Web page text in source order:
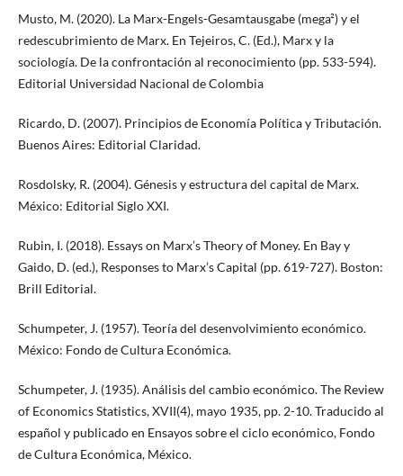
Musto, M. (2020). La Marx-Engels-Gesamtausgabe (mega²) y el
redescubrimiento de Marx. En Tejeiros, C. (Ed.), Marx y la
sociología. De la confrontación al reconocimiento (pp. 533-594).
Editorial Universidad Nacional de Colombia
Ricardo, D. (2007). Principios de Economía Política y Tributación.
Buenos Aires: Editorial Claridad.
Rosdolsky, R. (2004). Génesis y estructura del capital de Marx.
México: Editorial Siglo XXI.
Rubin, I. (2018). Essays on Marx’s Theory of Money. En Bay y
Gaido, D. (ed.), Responses to Marx’s Capital (pp. 619-727). Boston:
Brill Editorial.
Schumpeter, J. (1957). Teoría del desenvolvimiento económico.
México: Fondo de Cultura Económica.
Schumpeter, J. (1935). Análisis del cambio económico. The Review
of Economics Statistics, XVII(4), mayo 1935, pp. 2-10. Traducido al
español y publicado en Ensayos sobre el ciclo económico, Fondo
de Cultura Económica, México.